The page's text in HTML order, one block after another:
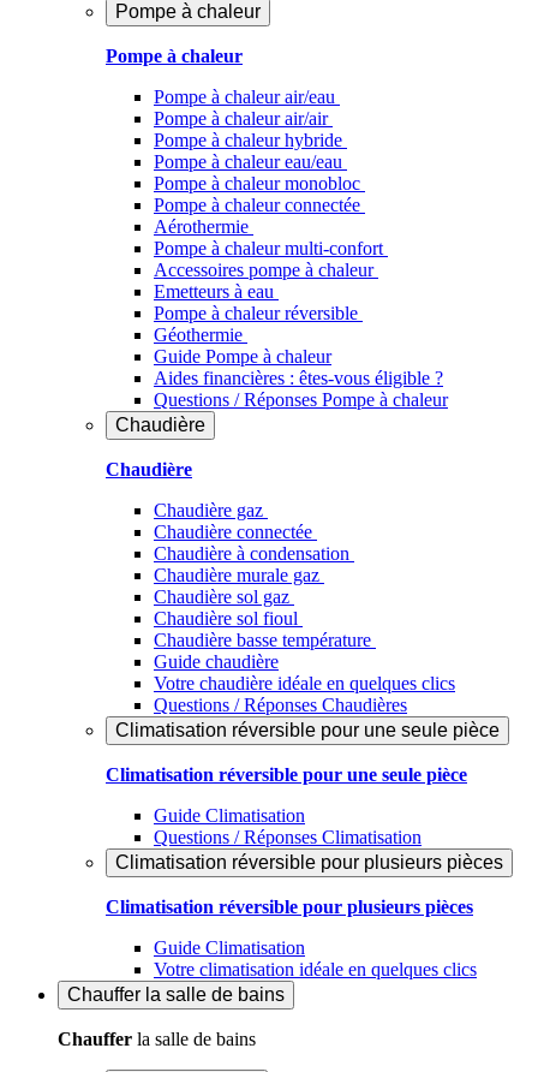
Pompe à chaleur
Pompe à chaleur
Pompe à chaleur air/eau
Pompe à chaleur air/air
Pompe à chaleur hybride
Pompe à chaleur​ eau/eau
Pompe à chaleur monobloc
Pompe à chaleur connectée
Aérothermie
Pompe à chaleur multi-confort
Accessoires pompe à chaleur
Emetteurs à eau
Pompe à chaleur réversible
Géothermie
Guide Pompe à chaleur
Aides financières : êtes-vous éligible ?
Questions / Réponses Pompe à chaleur
Chaudière
Chaudière
Chaudière gaz
Chaudière connectée
Chaudière à condensation
Chaudière murale gaz
Chaudière sol gaz
Chaudière sol fioul
Chaudière basse température
Guide chaudière
Votre chaudière idéale en quelques clics
Questions / Réponses Chaudières
Climatisation réversible pour une seule pièce
Climatisation réversible pour une seule pièce
Guide Climatisation
Questions / Réponses Climatisation
Climatisation réversible pour plusieurs pièces
Climatisation réversible pour plusieurs pièces
Guide Climatisation
Votre climatisation idéale en quelques clics
Chauffer la salle de bains
Chauffer la salle de bains